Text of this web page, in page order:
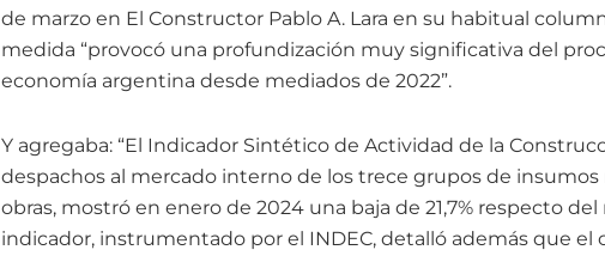
de marzo en El Constructor Pablo A. Lara en su habitual
medida “provocó una profundización muy significativa del
economía argentina desde mediados de 2022”.
Y agregaba: “El Indicador Sintético de Actividad de la
despachos al mercado interno de los trece grupos de insumos
obras, mostró en enero de 2024 una baja de 21,7% respecto
indicador, instrumentado por el INDEC, detalló además que el